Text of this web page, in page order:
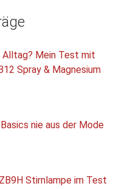
Alltag? Mein Test mit
Spray & Magnesium
nie aus der Mode
Stirnlampe im Test